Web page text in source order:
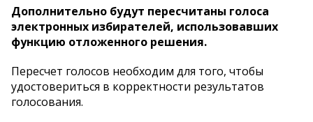
Дополнительно будут пересчитаны голоса
электронных избирателей, использовавших
функцию отложенного решения.
Пересчет голосов необходим для того, чтобы
удостовериться в корректности результатов
голосования.